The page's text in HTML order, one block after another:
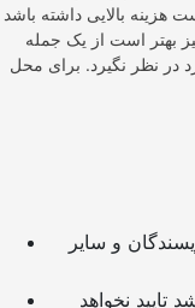
بالایی داشته باشد
بهتر است از یک جمله
در نظر نگیرد. برای محل